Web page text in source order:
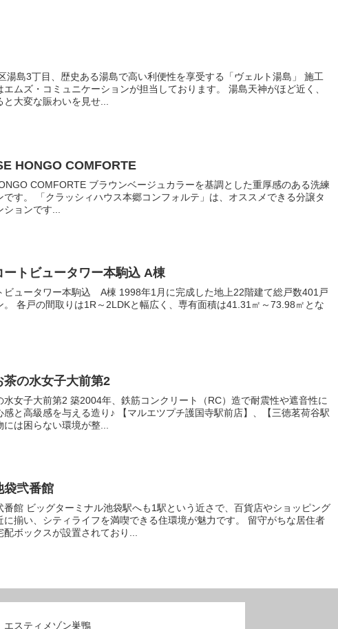
・コミュニケーションが担当しております。 湯島天神がほど近く、
大変な賑わいを見せ...
HONGO COMFORTE
ージュカラーを基調とした重厚感のある洗練
オススメできる分譲タ
ョンです...
ートビュータワー本駒込 A棟
A棟 1998年1月に完成した地上22階建て総戸数401戸
73.98㎡とな
茶の水女子大前第2
ンクリート（RC）造で耐震性や遮音性に
り♪ 【マルエツプチ護国寺駅前店】、【三徳茗荷谷駅
は困らない環境が整...
袋弐番館
店やショッピング
、シティライフを満喫できる住環境が魅力です。 留守がちな居住者
配ボックスが設置されており...
エスティメゾン巣鴨